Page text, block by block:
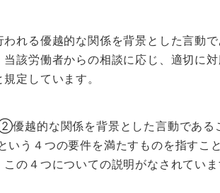
れる優越的な関係を背景とした言動
該労働者からの相談に応じ、適切に
定しています。
越的な関係を背景とした言動である
う４つの要件を満たすものを指すこと
の４つについての説明がなされてい